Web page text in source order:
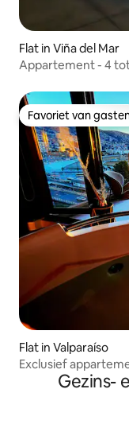
Flat in Viña del Mar
Appartement - 4
Favoriet van
Favoriet van
Flat in Valparaíso
Exclusief
Gezins-